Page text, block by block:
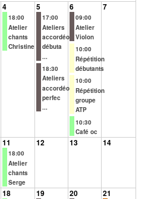
4
18:00
Atelier
chants
Christine
5
17:00
Ateliers
accordéon
débuta
...
18:30
Ateliers
accordéon
perfec
...
6
09:00
Atelier
Violon
10:00
Répétition
débutants
10:00
Répétition
groupe
ATP
10:30
Café oc
7
11
18:00
Atelier
chants
Serge
12 13 14
18 19 20 21